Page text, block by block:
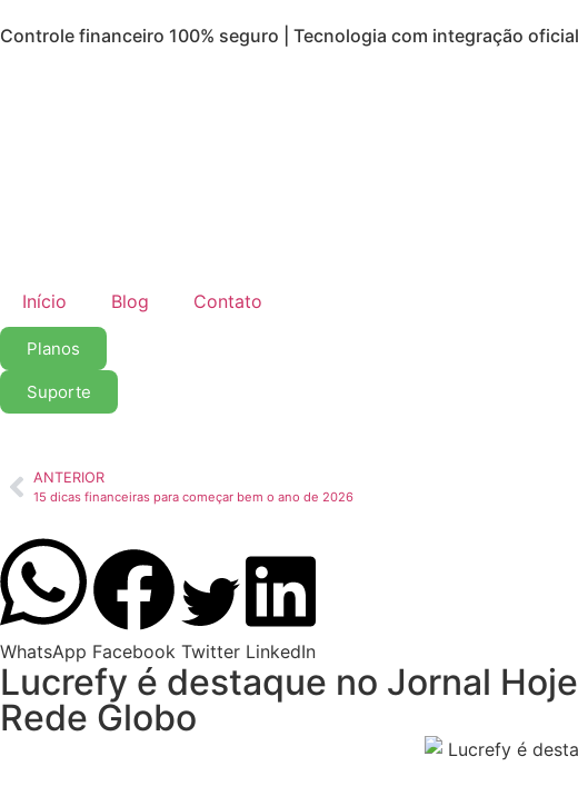
Controle financeiro 100% seguro | Tecnologia com integração
Início Blog Contato
Planos
Suporte
ANTERIOR
15 dicas financeiras para começar bem o ano de 2026
WhatsApp Facebook Twitter LinkedIn
Lucrefy é destaque no Jornal
Rede Globo